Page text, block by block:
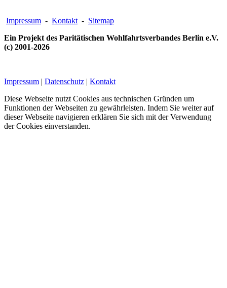
Impressum - Kontakt - Sitemap
Ein Projekt des Paritätischen Wohlfahrtsverbandes Berlin e.V.
(c) 2001-2026
Impressum | Datenschutz | Kontakt
Diese Webseite nutzt Cookies aus technischen Gründen um
Funktionen der Webseiten zu gewährleisten. Indem Sie weiter auf
dieser Webseite navigieren erklären Sie sich mit der Verwendung
der Cookies einverstanden.